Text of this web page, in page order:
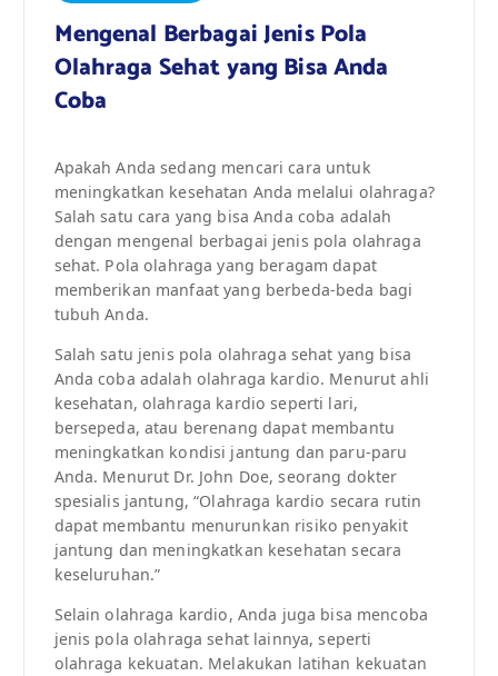
Mengenal Berbagai Jenis Pola
Olahraga Sehat yang Bisa Anda
Coba
Apakah Anda sedang mencari cara untuk
meningkatkan kesehatan Anda melalui olahraga?
Salah satu cara yang bisa Anda coba adalah
dengan mengenal berbagai jenis pola olahraga
sehat. Pola olahraga yang beragam dapat
memberikan manfaat yang berbeda-beda bagi
tubuh Anda.
Salah satu jenis pola olahraga sehat yang bisa
Anda coba adalah olahraga kardio. Menurut ahli
kesehatan, olahraga kardio seperti lari,
bersepeda, atau berenang dapat membantu
meningkatkan kondisi jantung dan paru-paru
Anda. Menurut Dr. John Doe, seorang dokter
spesialis jantung, “Olahraga kardio secara rutin
dapat membantu menurunkan risiko penyakit
jantung dan meningkatkan kesehatan secara
keseluruhan.”
Selain olahraga kardio, Anda juga bisa mencoba
jenis pola olahraga sehat lainnya, seperti
olahraga kekuatan. Melakukan latihan kekuatan